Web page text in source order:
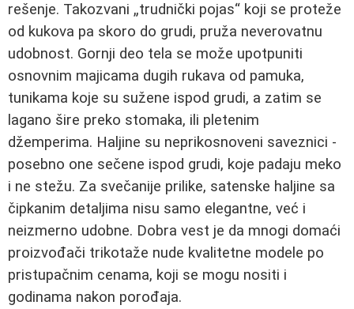
rešenje. Takozvani „trudnički pojas“ koji se proteže
od kukova pa skoro do grudi, pruža neverovatnu
udobnost. Gornji deo tela se može upotpuniti
osnovnim majicama dugih rukava od pamuka,
tunikama koje su sužene ispod grudi, a zatim se
lagano šire preko stomaka, ili pletenim
džemperima. Haljine su neprikosnoveni saveznici -
posebno one sečene ispod grudi, koje padaju meko
i ne stežu. Za svečanije prilike, satenske haljine sa
čipkanim detaljima nisu samo elegantne, već i
neizmerno udobne. Dobra vest je da mnogi domaći
proizvođači trikotaže nude kvalitetne modele po
pristupačnim cenama, koji se mogu nositi i
godinama nakon porođaja.